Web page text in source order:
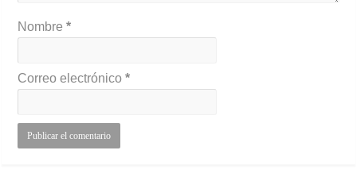
Nombre*
Correo electrónico*